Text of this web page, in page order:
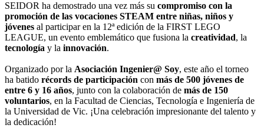
SEIDOR ha demostrado una vez más su compromiso con la
promoción de las vocaciones STEAM entre niñas, niños y
jóvenes al participar en la 12ª edición de la FIRST LEGO
LEAGUE, un evento emblemático que fusiona la creatividad, la
tecnología y la innovación.
Organizado por la Asociación Ingenier@ Soy, este año el torneo
ha batido récords de participación con más de 500 jóvenes de
entre 6 y 16 años, junto con la colaboración de más de 150
voluntarios, en la Facultad de Ciencias, Tecnología e Ingeniería de
la Universidad de Vic. ¡Una celebración impresionante del talento y
la dedicación!